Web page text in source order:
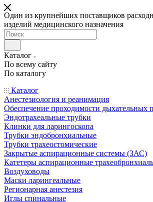
Один из крупнейших поставщиков
изделий медицинского назначения
Каталог
По всему сайту
По каталогу
Каталог
Анестезиология и реанимация
Обеспечение проходимости дыхательных
Эндотрахеальные трубки
Клинки для ларингоскопа
Трубки эндобронхиальные
Трубки трахеостомические
Закрытые аспирационные системы (ЗАС)
Катетеры аспирационные
Воздуховоды
Маски ларингеальные
Регионарная анестезия
Иглы спинальные